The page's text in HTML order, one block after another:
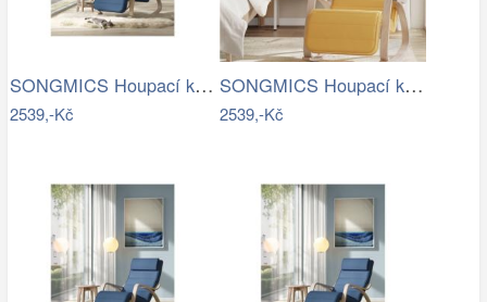
SONGMICS Houpací křeslo polstrované…
2539,-Kč
SONGMICS Houpací křeslo polstrované…
2539,-Kč